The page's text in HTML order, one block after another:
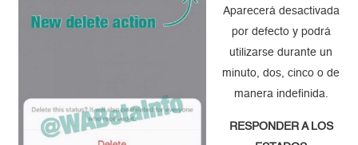
Aparecerá desactivada
por defecto y podrá
utilizarse durante un
minuto, dos, cinco o de
manera indefinida.
RESPONDER A LOS